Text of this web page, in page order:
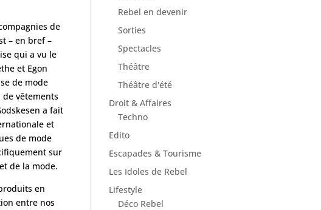
de
– en bref –
qui a vu le
et Egon
de mode
vêtements
a fait
et
de mode
sur
de la mode.
en
entre nos
Rebel en devenir
Sorties
Spectacles
Théâtre
Théâtre d'été
Droit & Affaires
Techno
Edito
Escapades & Tourisme
Les Idoles de Rebel
Lifestyle
Déco Rebel